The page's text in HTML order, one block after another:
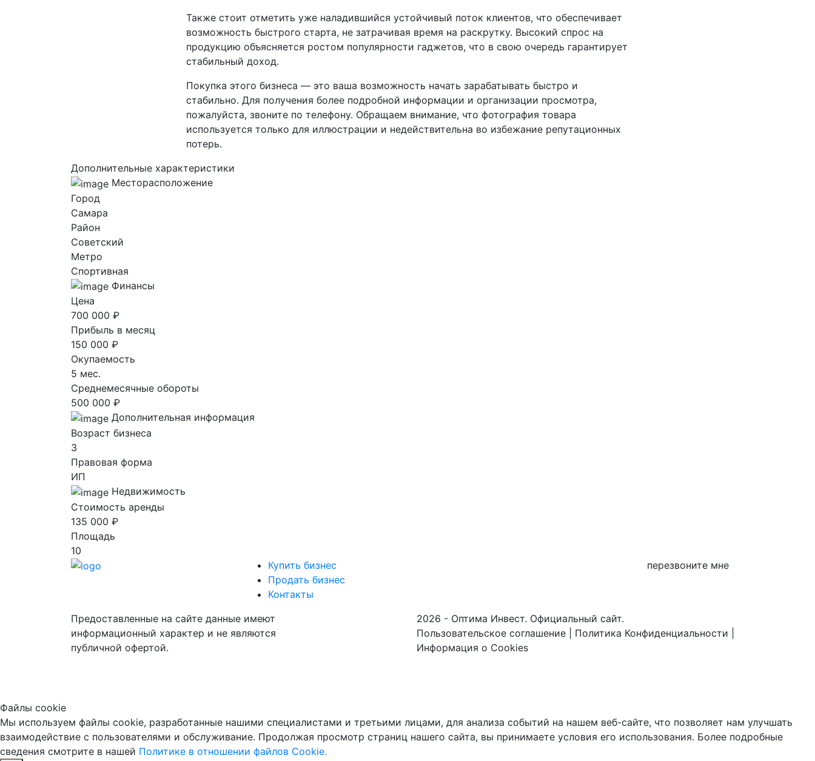
Также стоит отметить уже наладившийся устойчивый поток клиентов, что обеспечивает
возможность быстрого старта, не затрачивая время на раскрутку. Высокий спрос на
продукцию объясняется ростом популярности гаджетов, что в свою очередь гарантирует
стабильный доход.
Покупка этого бизнеса — это ваша возможность начать зарабатывать быстро и
стабильно. Для получения более подробной информации и организации просмотра,
пожалуйста, звоните по телефону. Обращаем внимание, что фотография товара
используется только для иллюстрации и недействительна во избежание репутационных
потерь.
Дополнительные характеристики
Месторасположение
Город
Самара
Район
Советский
Метро
Спортивная
Финансы
Цена
700 000 ₽
Прибыль в месяц
150 000 ₽
Окупаемость
5 мес.
Среднемесячные обороты
500 000 ₽
Дополнительная информация
Возраст бизнеса
3
Правовая форма
ИП
Недвижимость
Стоимость аренды
135 000 ₽
Площадь
10
Купить бизнес
Продать бизнес
Контакты
перезвоните мне
Предоставленные на сайте данные имеют
информационный характер и не являются
публичной офертой.
2026 - Оптима Инвест. Официальный сайт.
Пользовательское соглашение
Политика Конфиденциальности
Информация о Cookies
Файлы cookie
Мы используем файлы cookie, разработанные нашими специалистами и третьими лицами, для анализа событий на нашем веб-сайте, что позволяет нам улучшать
взаимодействие с пользователями и обслуживание. Продолжая просмотр страниц нашего сайта, вы принимаете условия его использования. Более подробные
сведения смотрите в нашей Политике в отношении файлов Cookie.